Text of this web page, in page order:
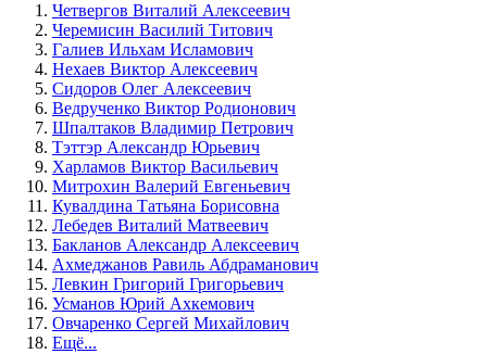
Четвергов Виталий Алексеевич
Черемисин Василий Титович
Галиев Ильхам Исламович
Нехаев Виктор Алексеевич
Сидоров Олег Алексеевич
Ведрученко Виктор Родионович
Шпалтаков Владимир Петрович
Тэттэр Александр Юрьевич
Харламов Виктор Васильевич
Митрохин Валерий Евгеньевич
Кувалдина Татьяна Борисовна
Лебедев Виталий Матвеевич
Бакланов Александр Алексеевич
Ахмеджанов Равиль Абдраманович
Левкин Григорий Григорьевич
Усманов Юрий Ахкемович
Овчаренко Сергей Михайлович
Ещё...